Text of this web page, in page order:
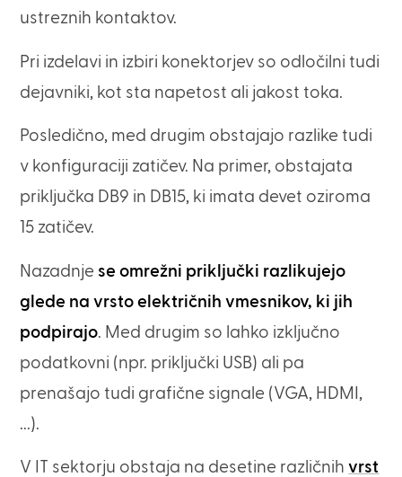
ustreznih kontaktov.
Pri izdelavi in izbiri konektorjev so odločilni tudi
dejavniki, kot sta napetost ali jakost toka.
Posledično, med drugim obstajajo razlike tudi
v konfiguraciji zatičev. Na primer, obstajata
priključka DB9 in DB15, ki imata devet oziroma
15 zatičev.
Nazadnje se omrežni priključki razlikujejo
glede na vrsto električnih vmesnikov, ki jih
podpirajo. Med drugim so lahko izključno
podatkovni (npr. priključki USB) ali pa
prenašajo tudi grafične signale (VGA, HDMI,
...).
V IT sektorju obstaja na desetine različnihvrst